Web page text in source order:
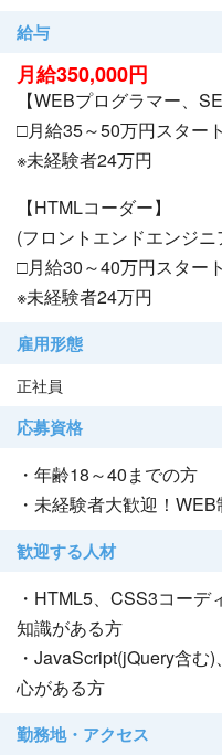
給与
月給350,000円
【WEBプログラマー、SE
□月給35～50万円スタート
※未経験者24万円
【HTMLコーダー】
(フロントエンドエンジニ
□月給30～40万円スタート
※未経験者24万円
雇用形態
正社員
応募資格
・年齢18～40までの方
・未経験者大歓迎！
歓迎する人材
・HTML5、CSS3コー
知識がある方
・JavaScript(jQuery含
心がある方
勤務地・アクセス